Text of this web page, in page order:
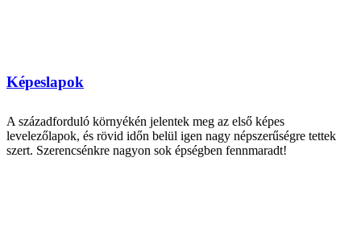
Képeslapok
A századforduló környékén jelentek meg az első képes
levelezőlapok, és rövid időn belül igen nagy népszerűségre tettek
szert. Szerencsénkre nagyon sok épségben fennmaradt!